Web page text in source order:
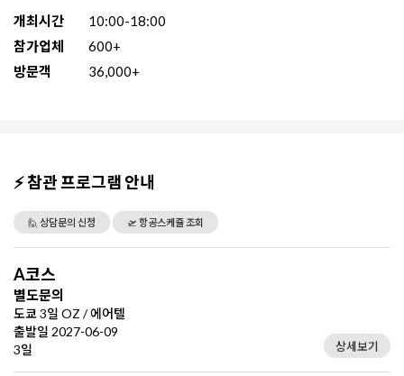
개최시간
10:00-18:00
참가업체
600+
방문객
36,000+
⚡ 참관 프로그램 안내
🙋 상담문의 신청 🛫 항공스케쥴 조회
A코스
별도문의
도쿄 3일 OZ / 에어텔
출발일 2027-06-09
3일
상세보기